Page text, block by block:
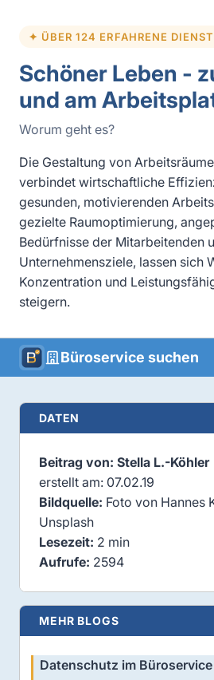
✦ ÜBER 124 ERFAHRENE
Schöner Leben -
und am
Worum geht es?
Die Gestaltung von
verbindet wirtschaftliche
gesunden, motivierenden
gezielte Raumoptimierung,
Bedürfnisse der Mitarbeitenden
Unternehmensziele, lassen sich
Konzentration und
steigern.
Büroservice suchen
DATEN
Beitrag von: Stella L.-Köhler
erstellt am: 07.02.19
Bildquelle: Foto von Hannes
Unsplash
Lesezeit: 2 min
Aufrufe: 2594
MEHR BLOGS
Datenschutz im Büroservice